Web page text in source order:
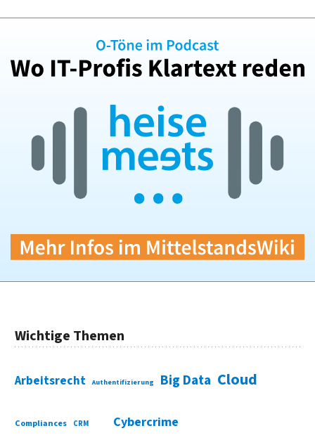
Wichtige Themen
Arbeitsrecht Authentifizierung Big Data Cloud
Compliances CRM Cybercrime